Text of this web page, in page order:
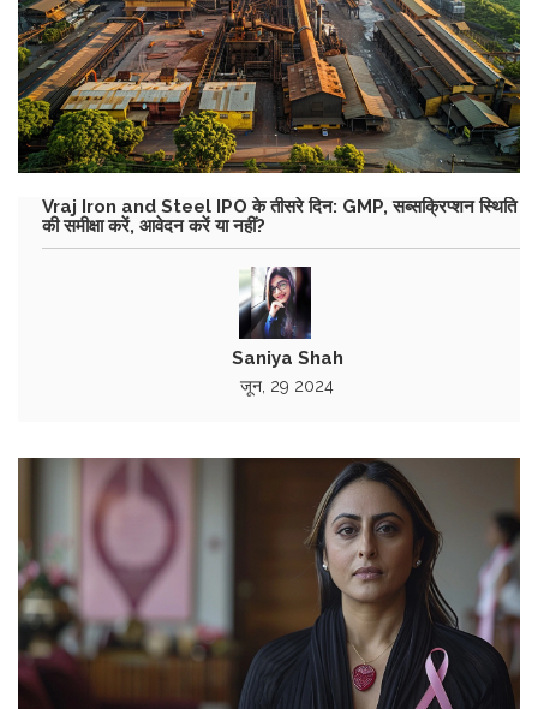
Vraj Iron and Steel IPO के तीसरे दिन: GMP, सब्सक्रिप्शन स्थिति
की समीक्षा करें, आवेदन करें या नहीं?
Saniya Shah
जून, 29 2024